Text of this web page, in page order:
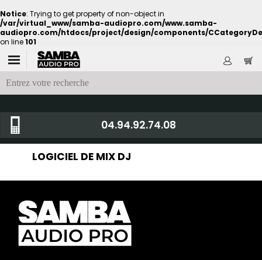
Notice: Trying to get property of non-object in
/var/virtual_www/samba-audiopro.com/www.samba-
audiopro.com/htdocs/project/design/components/
on line101
04.94.92.74.08
LOGICIEL DE MIX DJ